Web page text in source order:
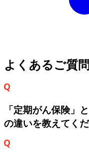
よくあるご質
「定期がん保険」
の違いを教えてくだ